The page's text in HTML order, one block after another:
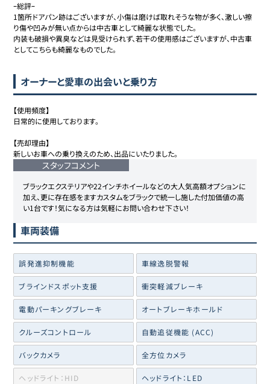
ｰ総評ｰ
1箇所ドアパン跡はございますが、小傷は磨けば取れそうな物が多く、激しい擦
り傷や凹みが無い点からは中古車として綺麗な状態でした。
内装も破損や異臭などは見受けられず、若干の使用感はございますが、中古車
としてこちらも綺麗なものでした。
オーナーと愛車の出会いと乗り方
【使用頻度】
日常的に使用しております。
【売却理由】
新しいお車への乗り換えのため、出品にいたりました。
スタッフコメント
ブラックエクステリアや22インチホイールなどの大人気高額オプションに
加え、更に存在感をますカスタムをブラックで統一し施した付加価値の高
い1台です！気になる方は気軽にお問い合わせ下さい！
車両装備
誤発進抑制機能 車線逸脱警報
ブラインドスポット支援 衝突軽減ブレーキ
電動パーキングブレーキ オートブレーキホールド
クルーズコントロール 自動追従機能 (ACC)
バックカメラ 全方位カメラ
ヘッドライト：HID ヘッドライト：LED